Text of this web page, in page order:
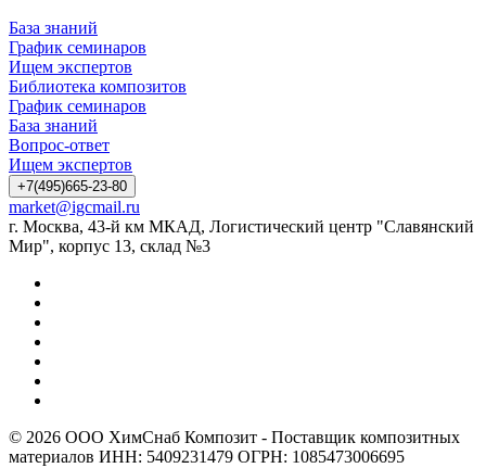
База знаний
График семинаров
Ищем экспертов
Библиотека композитов
График семинаров
База знаний
Вопрос-ответ
Ищем экспертов
+7(495)665-23-80
market@igcmail.ru
г. Москва, 43-й км МКАД, Логистический центр "Славянский
Мир", корпус 13, склад №3
© 2026 ООО ХимСнаб Композит - Поставщик композитных
материалов ИНН: 5409231479 ОГРН: 1085473006695